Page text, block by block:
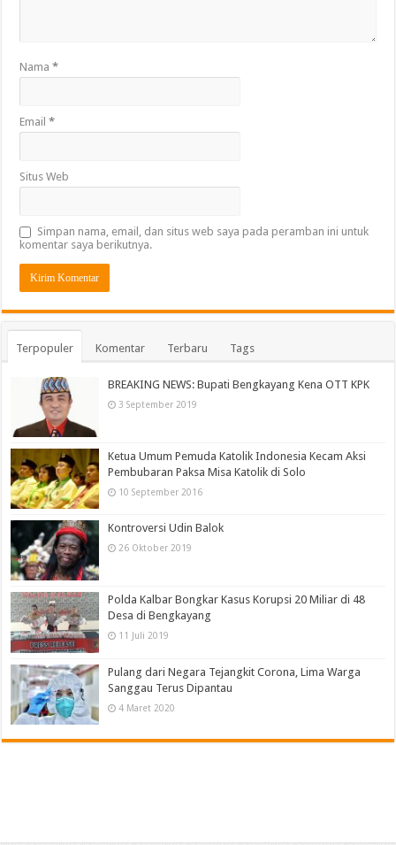
Nama*
Email*
Situs Web
Simpan nama, email, dan situs web saya pada peramban ini untuk
komentar saya berikutnya.
Terpopuler Komentar Terbaru Tags
BREAKING NEWS: Bupati Bengkayang Kena OTT KPK
3 September 2019
Ketua Umum Pemuda Katolik Indonesia Kecam Aksi
Pembubaran Paksa Misa Katolik di Solo
10 September 2016
Kontroversi Udin Balok
26 Oktober 2019
Polda Kalbar Bongkar Kasus Korupsi 20 Miliar di 48
Desa di Bengkayang
11 Juli 2019
Pulang dari Negara Tejangkit Corona, Lima Warga
Sanggau Terus Dipantau
4 Maret 2020